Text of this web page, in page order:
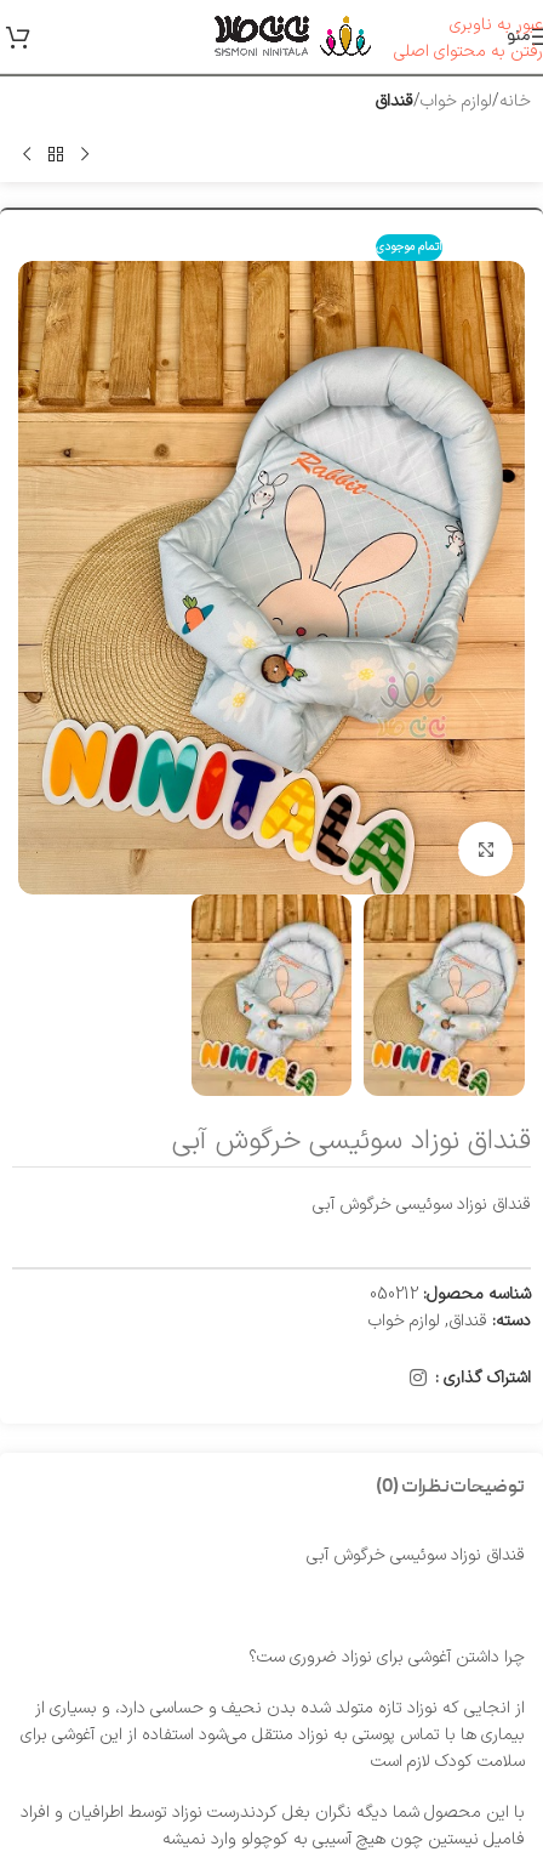
عبور به ناوبری
رفتن به محتوای اصلی
منو
خانه لوازم خواب قنداق
اتمام موجودی
بزرگنمایی تصویر
قنداق نوزاد سوئیسی خرگوش آبی
قنداق نوزاد سوئیسی خرگوش آبی
شناسه محصول: 050212
دسته: قنداق, لوازم خواب
اشتراک گذاری :
توضیحاتنظرات (0)
قنداق نوزاد سوئیسی خرگوش آبی
چرا داشتن آغوشی برای نوزاد ضروری ست؟
از انجایی که نوزاد تازه متولد شده بدن نحیف و حساسی دارد، و بسیاری از
بیماری ها با تماس پوستی به نوزاد منتقل می‌شود استفاده از این آغوشی برای
سلامت کودک لازم است
با این محصول شما دیگه نگران بغل کردندرست نوزاد توسط اطرافیان و افراد
فامیل نیستین چون هیچ آسیبی به کوچولو وارد نمیشه